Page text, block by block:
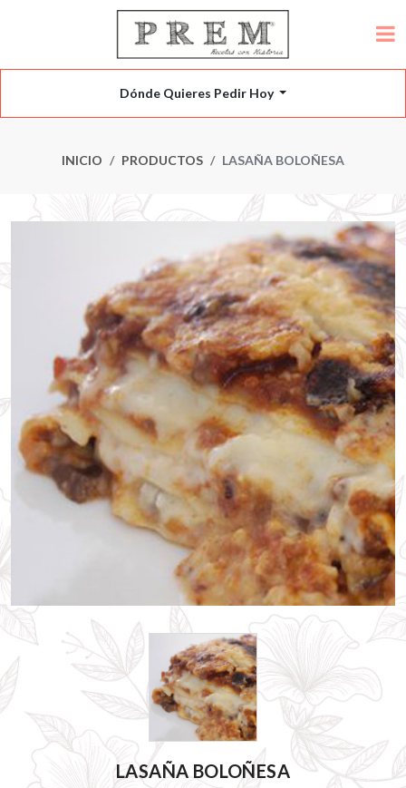
Dónde Quieres Pedir Hoy
INICIO PRODUCTOS LASAÑA BOLOÑESA
LASAÑA BOLOÑESA